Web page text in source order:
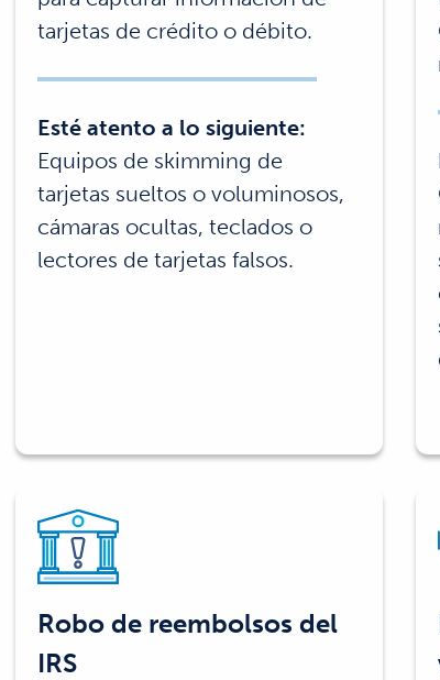
tarjetas de crédito o débito.
Esté atento a lo siguiente:
Equipos de skimming de
tarjetas sueltos o voluminosos,
cámaras ocultas, teclados o
lectores de tarjetas falsos.
Robo de reembolsos del
IRS